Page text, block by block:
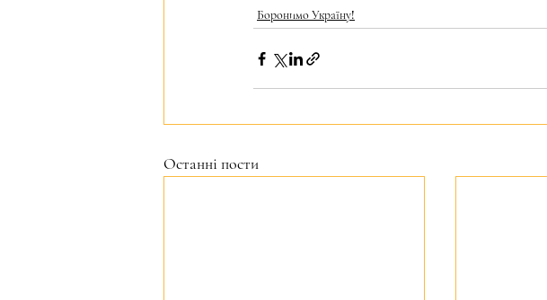
Боронимо Україну!
Останні пости